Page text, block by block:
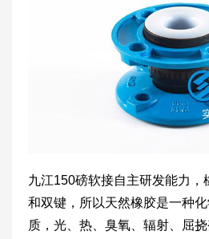
九江150磅软接自主研发能力，
和双键，所以天然橡胶是一种
质，光、热、臭氧、辐射、屈